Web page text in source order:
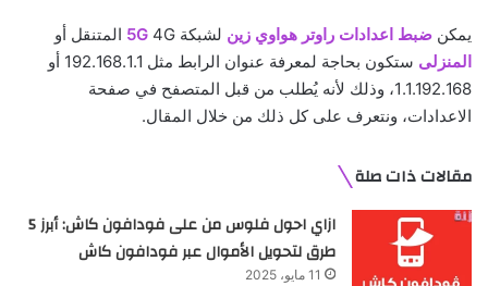
يمكن ضبط اعدادات راوتر هواوي زين لشبكة 5G 4G المتنقل أو
المنزلى
ستكون بحاجة لمعرفة عنوان الرابط مثل 192.168.1.1 أو
1.1.192.168، وذلك لأنه يُطلب من قبل المتصفح في صفحة
الاعدادات، ونتعرف على كل ذلك من خلال المقال.
مقالات ذات صلة
ازاي احول فلوس من على فودافون كاش: أبرز 5
طرق لتحويل الأموال عبر فودافون كاش
11 مايو، 2025